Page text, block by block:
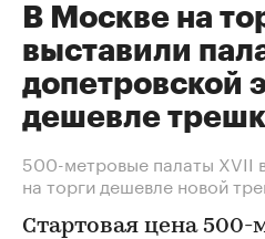
В Москве на
выставили
допетровской
дешевле
500-метровые палаты XVII
на торги дешевле новой
Стартовая цена 500-